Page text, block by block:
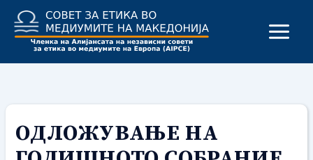
content
ОДЛОЖУВАЊЕ НА